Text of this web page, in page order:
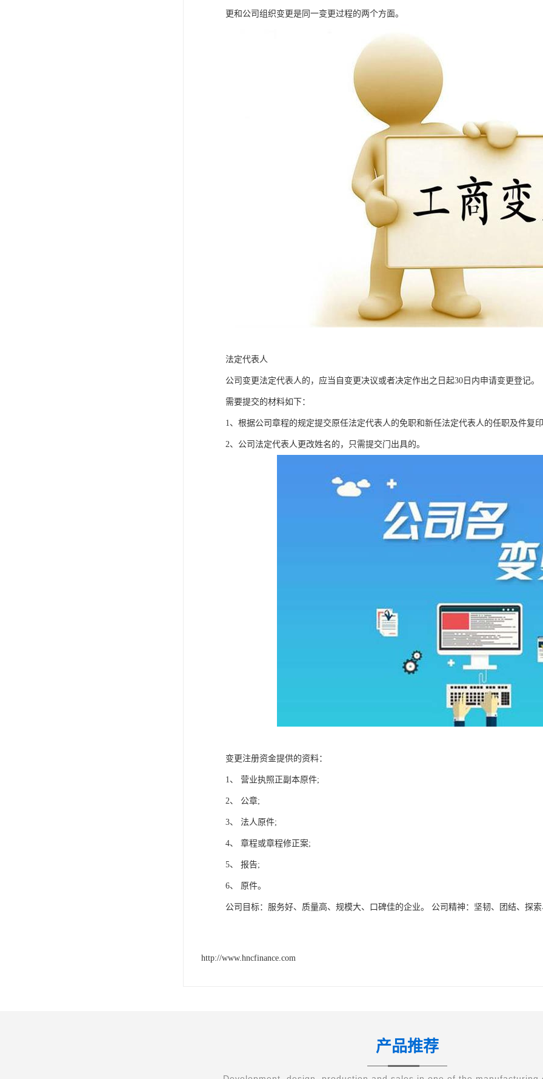
更和公司组织变更是同一变更过程的两个方面。
法定代表人
公司变更法定代表人的，应当自变更决议或者决定作出之日起30日内申请变更登记。
需要提交的材料如下：
1、根据公司章程的规定提交原任法定代表人的免职和新任法定代表人的任职及件复
2、公司法定代表人更改姓名的，只需提交门出具的。
变更注册资金提供的资料：
1、 营业执照正副本原件;
2、 公章;
3、 法人原件;
4、 章程或章程修正案;
5、 报告;
6、 原件。
公司目标：服务好、质量高、规模大、口碑佳的企业。 公司精神：坚韧、团结、探
http://www.hncfinance.com
产品推荐